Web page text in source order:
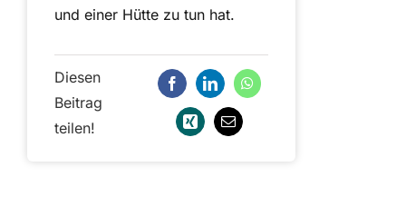
und einer Hütte zu tun hat.
Diesen
Beitrag
teilen!